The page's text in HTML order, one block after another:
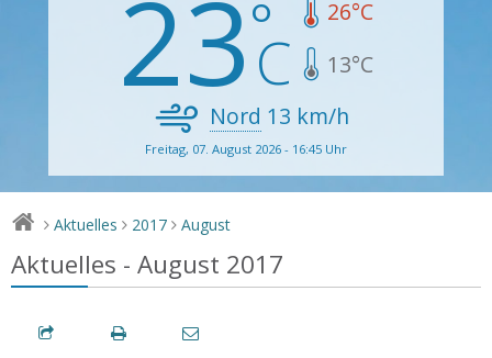
23 26°C
13°C
Nord 13 km/h
Freitag, 07. August 2026 - 16:45 Uhr
> Aktuelles > 2017 > August
Aktuelles - August 2017